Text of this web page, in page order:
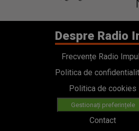
Despre Radio
Frecvențe Radio
Politica de
Politica de cookies
Gestionați preferințele
Contact